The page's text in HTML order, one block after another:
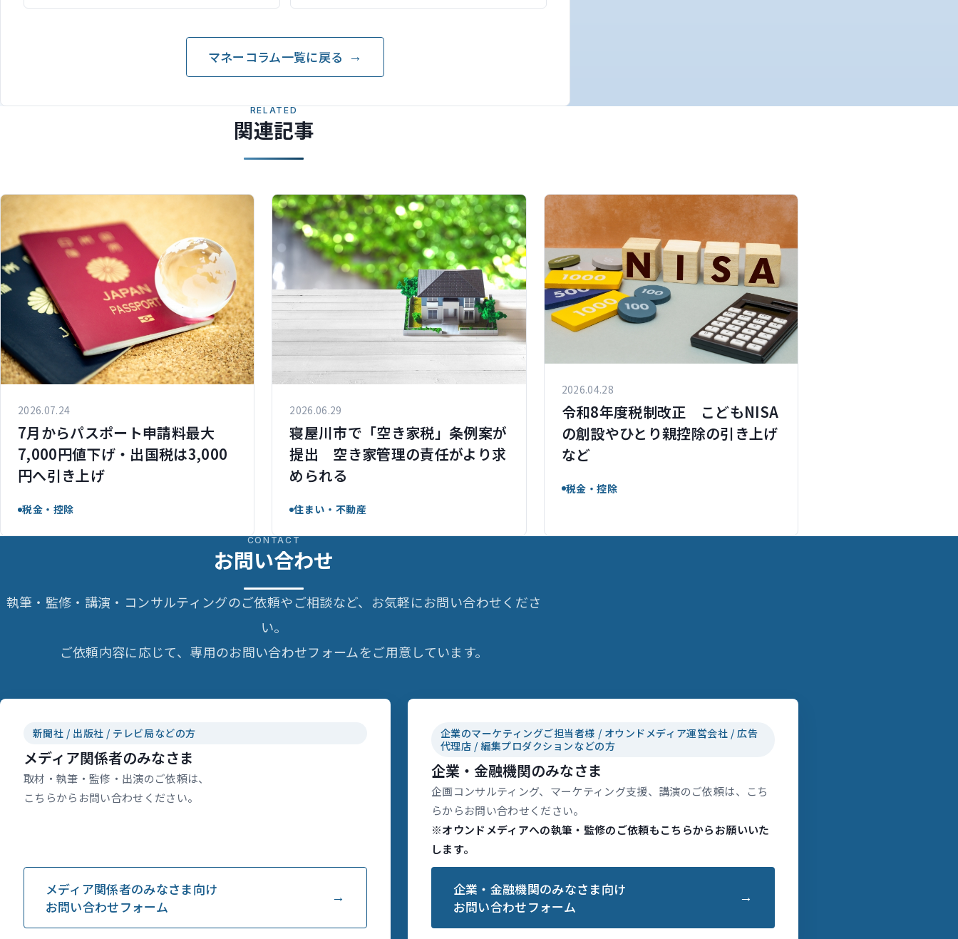
マネーコラム一覧に戻る
RELATED
関連記事
2026.07.24
7月からパスポート申請料最大
7,000円値下げ・出国税は3,000
円へ引き上げ
税金・控除
2026.06.29
寝屋川市で「空き家税」条例案が
提出 空き家管理の責任がより求
められる
住まい・不動産
2026.04.28
令和8年度税制改正 こどもNISA
の創設やひとり親控除の引き上げ
など
税金・控除
CONTACT
お問い合わせ
執筆・監修・講演・コンサルティングのご依頼やご相談など、お気軽にお問い合わせくださ
い。
ご依頼内容に応じて、専用のお問い合わせフォームをご用意しています。
新聞社 / 出版社 / テレビ局などの方
メディア関係者のみなさま
取材・執筆・監修・出演のご依頼は、
こちらからお問い合わせください。
メディア関係者のみなさま向け
お問い合わせフォーム
企業のマーケティングご担当者様 / オウンドメディア運営会社 / 広告
代理店 / 編集プロダクションなどの方
企業・金融機関のみなさま
企画コンサルティング、マーケティング支援、講演のご依頼は、こち
らからお問い合わせください。
※オウンドメディアへの執筆・監修のご依頼もこちらからお願いいた
します。
企業・金融機関のみなさま向け
お問い合わせフォーム